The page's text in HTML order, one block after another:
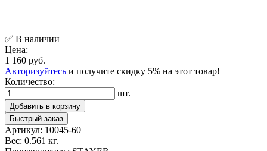
✅ В наличии
Цена:
1 160 руб.
Авторизуйтесь и получите скидку 5% на этот товар!
Количество:
шт.
Добавить в корзину
Быстрый заказ
Артикул: 10045-60
Вес: 0.561 кг.